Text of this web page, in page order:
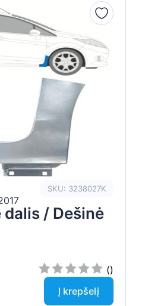
SKU: 3238027K
/ Dešinė
()
Į krepšelį